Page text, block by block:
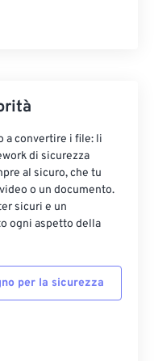
a convertire i file: li
di sicurezza
al sicuro, che tu
o un documento.
sicuri e un
ogni aspetto della
per la sicurezza